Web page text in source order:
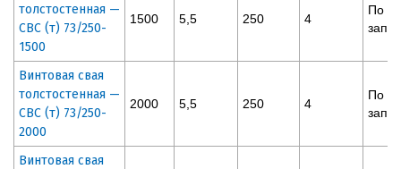
толстостенная —
СВС (т) 73/250-
1500
1500 5,5 250 4
По
Винтовая свая
толстостенная —
СВС (т) 73/250-
2000
2000 5,5 250 4
По
Винтовая свая